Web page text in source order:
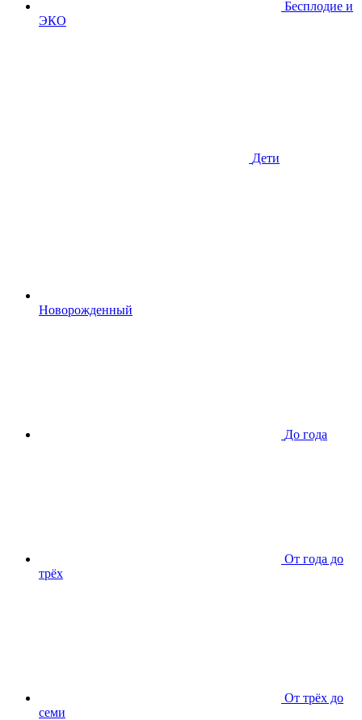
Бесплодие и
ЭКО
Дети
Новорожденный
До года
От года до
трёх
От трёх до
семи